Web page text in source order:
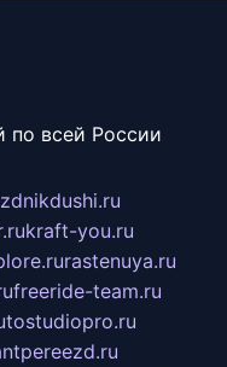
по всей России
kraft-you.ru
rastenuya.ru
freeride-team.ru